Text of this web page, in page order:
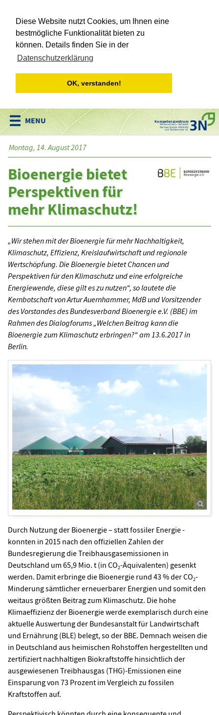
Diese Website nutzt Cookies, um Ihnen eine
bestmögliche Funktionalität bieten zu
können. Details finden Sie in der
Datenschutzerklärung
OK, verstanden!
Kompetenzzentrum
Niedersachsen • Netzwerk
Nachwachsende Rohstoffe
und Bioökonomie e.V.
Montag, 14. August 2017
Bioenergie bietet
Perspektiven für
mehr Klimaschutz!
„Wir stehen mit der Bioenergie für mehr Nachhaltigkeit,
Klimaschutz, Effizienz, Kreislaufwirtschaft und regionale
Wertschöpfung. Die Bioenergie bietet Chancen und
Perspektiven für den Klimaschutz und eine erfolgreiche
Energiewende, diese gilt es zu nutzen“, so lautete die
Kernbotschaft von Artur Auernhammer, MdB und Vorsitzender
des Vorstandes des Bundesverband Bioenergie e.V. (BBE) im
Rahmen des Dialogforums „Welchen Beitrag kann die
Bioenergie zum Klimaschutz erbringen?“ am 13.6.2017 in
Berlin.
Durch Nutzung der Bioenergie – statt fossiler Energie -
konnten in 2015 nach den offiziellen Zahlen der
Bundesregierung die Treibhausgasemissionen in
Deutschland um 65,9 Mio. t (in CO2-Äquivalenten) gesenkt
werden. Damit erbringe die Bioenergie rund 43 % der CO2-
Minderung sämtlicher erneuerbarer Energien und somit den
weitaus größten Beitrag zum Klimaschutz. Die hohe
Klimaeffizienz der Bioenergie werde exemplarisch durch eine
aktuelle Auswertung der Bundesanstalt für Landwirtschaft
und Ernährung (BLE) belegt, so der BBE. Demnach weisen die
in Deutschland aus heimischen Rohstoffen hergestellten und
zertifiziert nachhaltigen Biokraftstoffe hinsichtlich der
ausgewiesenen Treibhausgas (THG)-Emissionen eine
Einsparung von 73 Prozent im Vergleich zu fossilen
Kraftstoffen auf.